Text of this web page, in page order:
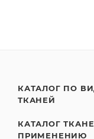
КАТАЛОГ ПО
ТКАНЕЙ
КАТАЛОГ
ПРИМЕНЕНИЮ